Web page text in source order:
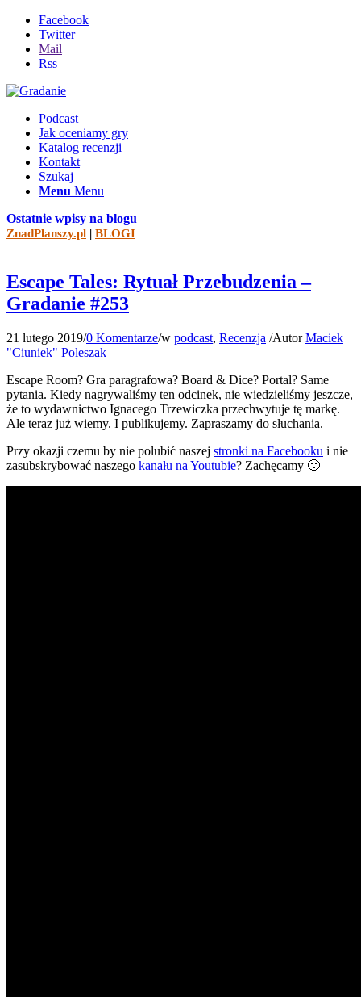
Facebook
Twitter
Mail
Rss
Podcast
Jak oceniamy gry
Katalog recenzji
Kontakt
Szukaj
Menu Menu
Ostatnie wpisy na blogu
ZnadPlanszy.pl | BLOGI
Escape Tales: Rytuał Przebudzenia –
Gradanie #253
21 lutego 2019/0 Komentarze/w podcast, Recenzja /AutorMaciek
"Ciuniek" Poleszak
Escape Room? Gra paragrafowa? Board & Dice? Portal? Same
pytania. Kiedy nagrywaliśmy ten odcinek, nie wiedzieliśmy jeszcze,
że to wydawnictwo Ignacego Trzewiczka przechwytuje tę markę.
Ale teraz już wiemy. I publikujemy. Zapraszamy do słuchania.
Przy okazji czemu by nie polubić naszej stronki na Facebooku i nie
zasubskrybować naszego kanału na Youtubie? Zachęcamy 🙂